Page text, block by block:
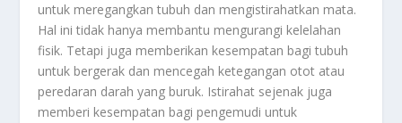
untuk meregangkan tubuh dan mengistirahatkan mata.
Hal ini tidak hanya membantu mengurangi kelelahan
fisik. Tetapi juga memberikan kesempatan bagi tubuh
untuk bergerak dan mencegah ketegangan otot atau
peredaran darah yang buruk. Istirahat sejenak juga
memberi kesempatan bagi pengemudi untuk